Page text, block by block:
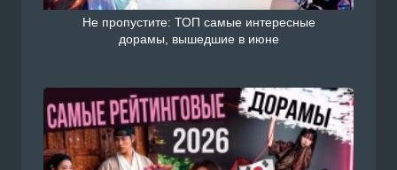
Не пропустите: ТОП самые интересные
дорамы, вышедшие в июне